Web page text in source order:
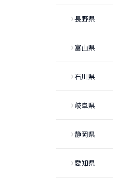
長野県
富山県
石川県
岐阜県
静岡県
愛知県